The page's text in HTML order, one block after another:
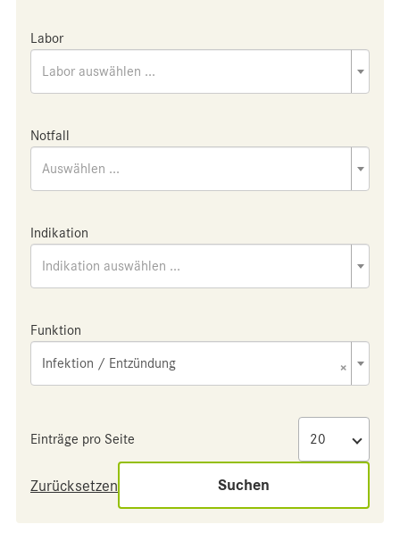
Labor
Labor auswählen ...
Notfall
Auswählen ...
Indikation
Indikation auswählen ...
Funktion
×
Infektion / Entzündung
Einträge pro Seite
Zurücksetzen Suchen